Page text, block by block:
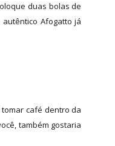
duas bolas de
Afogatto já
café dentro da
também gostaria